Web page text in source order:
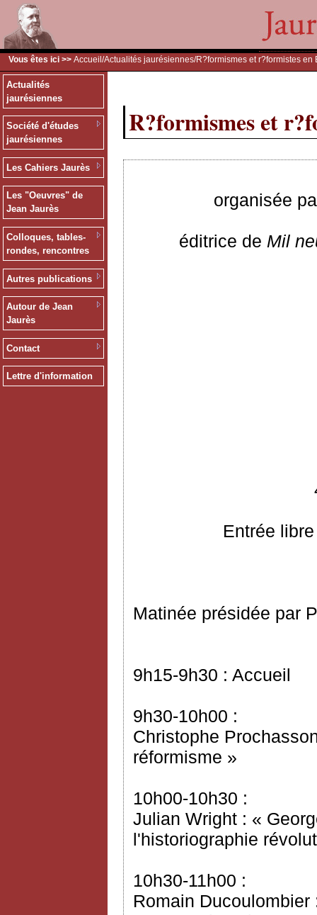
Vous êtes ici >> Accueil /Actualités jaurésiennes/R?formismes et r?formistes en
Actualités
jaurésiennes
Société d'études
jaurésiennes
Les Cahiers Jaurès
Les "Oeuvres" de
Jean Jaurès
Colloques, tables-
rondes, rencontres
Autres publications
Autour de Jean
Jaurès
Contact
Lettre d'information
R?formismes et
organisée
éditrice de Mil
Entrée
Matinée présidée par
9h15-9h30 : Accueil
9h30-10h00 :
Christophe
réformisme »
10h00-10h30 :
Julian Wright : «
l'historiographie
10h30-11h00 :
Romain